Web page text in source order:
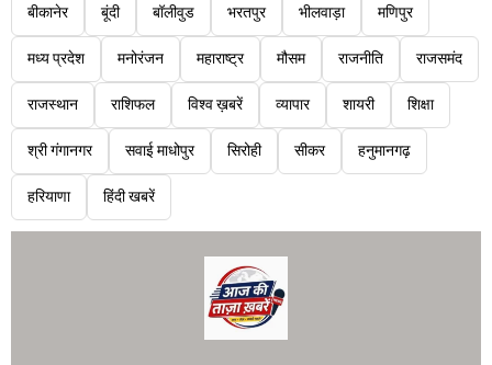
बीकानेर बूंदी बॉलीवुड भरतपुर भीलवाड़ा मणिपुर
मध्य प्रदेश मनोरंजन महाराष्ट्र मौसम राजनीति राजसमंद
राजस्थान राशिफल विश्व ख़बरें व्यापार शायरी शिक्षा
श्री गंगानगर सवाई माधोपुर सिरोही सीकर हनुमानगढ़
हरियाणा हिंदी खबरें